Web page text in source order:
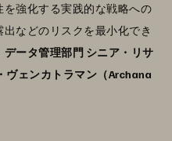
強化する実践的な戦略への
などのリスクを最小化でき
データ管理部門 シニア・リサ
ヴェンカトラマン（Archana